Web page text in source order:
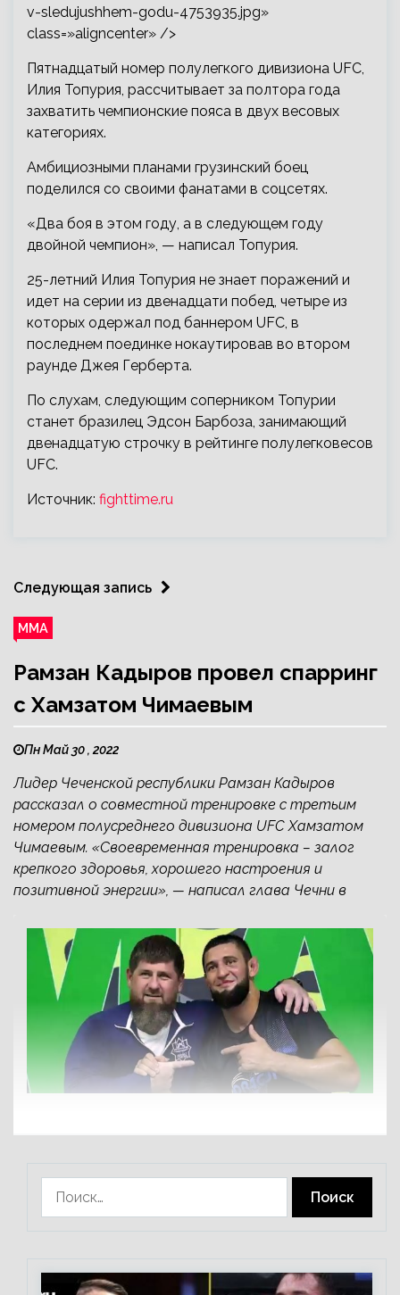
v-sledujushhem-godu-4753935.jpg»
class=»aligncenter» />
Пятнадцатый номер полулегкого дивизиона UFC,
Илия Топурия, рассчитывает за полтора года
захватить чемпионские пояса в двух весовых
категориях.
Амбициозными планами грузинский боец
поделился со своими фанатами в соцсетях.
«Два боя в этом году, а в следующем году
двойной чемпион», — написал Топурия.
25-летний Илия Топурия не знает поражений и
идет на серии из двенадцати побед, четыре из
которых одержал под баннером UFC, в
последнем поединке нокаутировав во втором
раунде Джея Герберта.
По слухам, следующим соперником Топурии
станет бразилец Эдсон Барбоза, занимающий
двенадцатую строчку в рейтинге полулегковесов
UFC.
Источник: fighttime.ru
Следующая запись
ММА
Рамзан Кадыров провел спарринг
с Хамзатом Чимаевым
Пн Май 30 , 2022
Лидер Чеченской республики Рамзан Кадыров
рассказал о совместной тренировке с третьим
номером полусреднего дивизиона UFC Хамзатом
Чимаевым. «Своевременная тренировка – залог
крепкого здоровья, хорошего настроения и
позитивной энергии», — написал глава Чечни в